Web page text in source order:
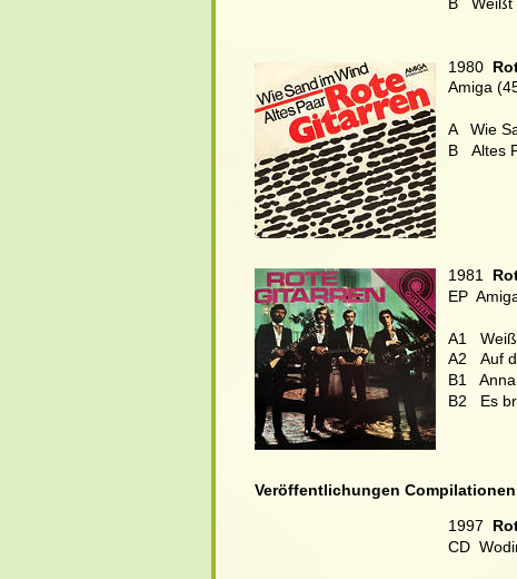
B
1980
Amiga
A   Wie
B
Altes
1981
EP
A1
A2
Auf
B1
B2   Es
1997
CD
Veröffentlichungen